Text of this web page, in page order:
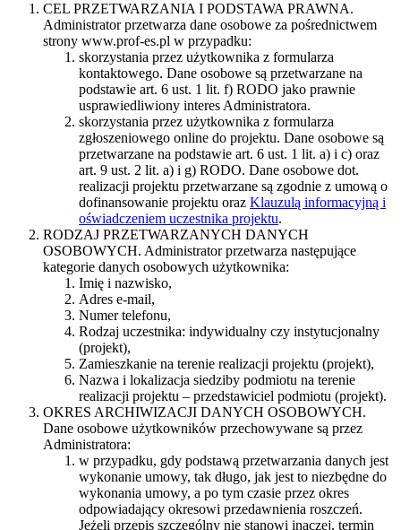
CEL PRZETWARZANIA I PODSTAWA PRAWNA.
Administrator przetwarza dane osobowe za pośrednictwem
strony www.prof-es.pl w przypadku:
skorzystania przez użytkownika z formularza
kontaktowego. Dane osobowe są przetwarzane na
podstawie art. 6 ust. 1 lit. f) RODO jako prawnie
usprawiedliwiony interes Administratora.
skorzystania przez użytkownika z formularza
zgłoszeniowego online do projektu. Dane osobowe są
przetwarzane na podstawie art. 6 ust. 1 lit. a) i c) oraz
art. 9 ust. 2 lit. a) i g) RODO. Dane osobowe dot.
realizacji projektu przetwarzane są zgodnie z umową o
dofinansowanie projektu oraz Klauzulą informacyjną i
oświadczeniem uczestnika projektu.
RODZAJ PRZETWARZANYCH DANYCH
OSOBOWYCH. Administrator przetwarza następujące
kategorie danych osobowych użytkownika:
Imię i nazwisko,
Adres e-mail,
Numer telefonu,
Rodzaj uczestnika: indywidualny czy instytucjonalny
(projekt),
Zamieszkanie na terenie realizacji projektu (projekt),
Nazwa i lokalizacja siedziby podmiotu na terenie
realizacji projektu – przedstawiciel podmiotu (projekt).
OKRES ARCHIWIZACJI DANYCH OSOBOWYCH.
Dane osobowe użytkowników przechowywane są przez
Administratora:
w przypadku, gdy podstawą przetwarzania danych jest
wykonanie umowy, tak długo, jak jest to niezbędne do
wykonania umowy, a po tym czasie przez okres
odpowiadający okresowi przedawnienia roszczeń.
Jeżeli przepis szczególny nie stanowi inaczej, termin